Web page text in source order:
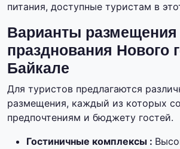
питания, доступные туристам в
Варианты размещения
празднования Нового
Байкале
Для туристов предлагаются
размещения, каждый из которых
предпочтениям и бюджету гостей.
Гостиничные комплексы :